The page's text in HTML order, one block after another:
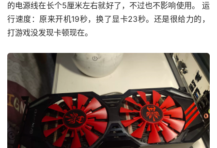
的电源线在长个5厘米左右就好了，不过也不影响使用。 运
行速度：原来开机19秒，换了显卡23秒。还是很给力的，
打游戏没发现卡顿现在。